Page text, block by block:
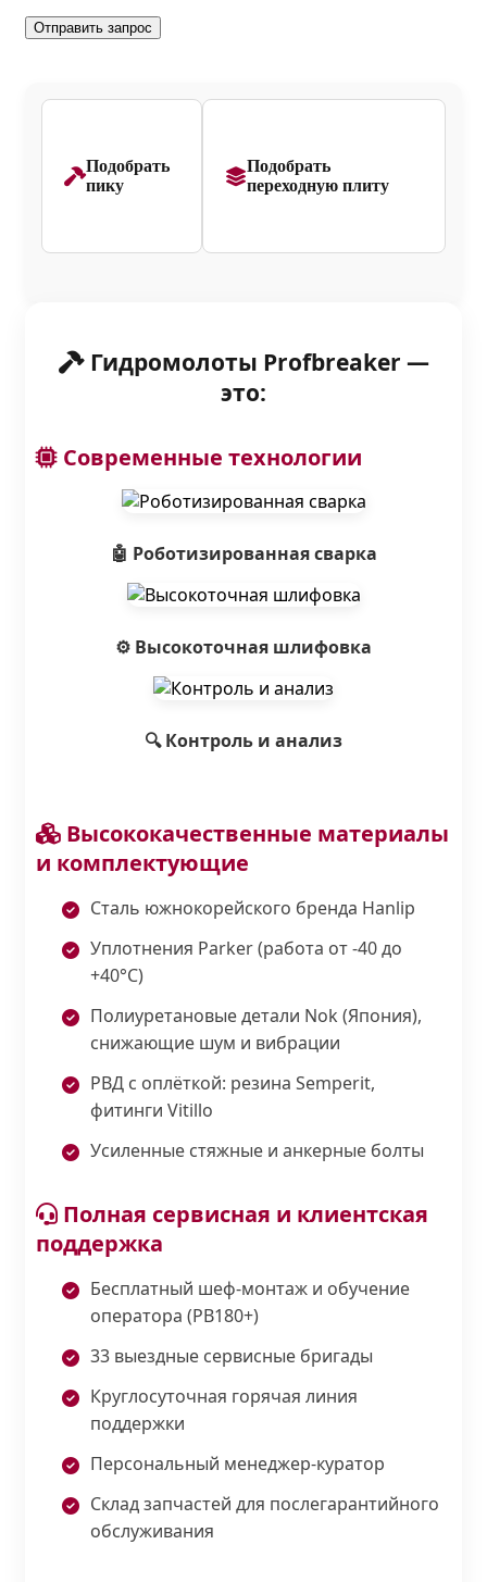
Подобрать
пику
Подобрать
переходную плиту
Гидромолоты Profbreaker —
это:
Современные технологии
🤖 Роботизированная сварка
⚙️ Высокоточная шлифовка
🔍 Контроль и анализ
Высококачественные материалы
и комплектующие
Сталь южнокорейского бренда Hanlip
Уплотнения Parker (работа от -40 до
+40°С)
Полиуретановые детали Nok (Япония),
снижающие шум и вибрации
РВД с оплёткой: резина Semperit,
фитинги Vitillo
Усиленные стяжные и анкерные болты
Полная сервисная и клиентская
поддержка
Бесплатный шеф-монтаж и обучение
оператора (PB180+)
33 выездные сервисные бригады
Круглосуточная горячая линия
поддержки
Персональный менеджер-куратор
Склад запчастей для послегарантийного
обслуживания